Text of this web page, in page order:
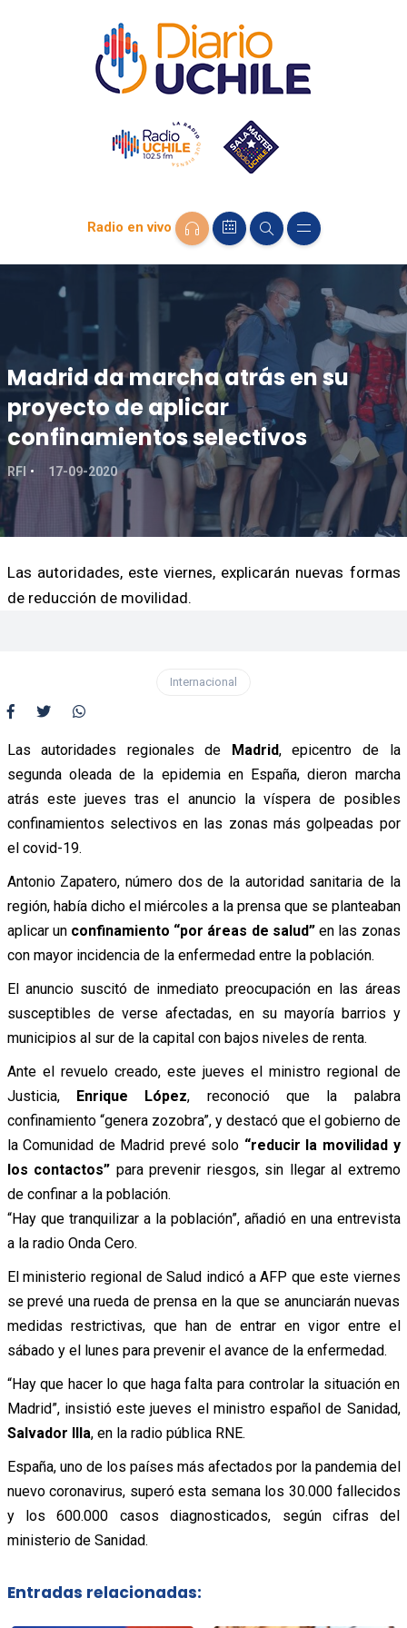
Radio en vivo
Madrid da marcha atrás en su
proyecto de aplicar
confinamientos selectivos
RFI 17-09-2020
Las autoridades, este viernes, explicarán nuevas formas
de reducción de movilidad.
Internacional
Las autoridades regionales de Madrid, epicentro de la
segunda oleada de la epidemia en España, dieron marcha
atrás este jueves tras el anuncio la víspera de posibles
confinamientos selectivos en las zonas más golpeadas por
el covid-19.
Antonio Zapatero, número dos de la autoridad sanitaria de la
región, había dicho el miércoles a la prensa que se planteaban
aplicar un confinamiento “por áreas de salud”en las zonas
con mayor incidencia de la enfermedad entre la población.
El anuncio suscitó de inmediato preocupación en las áreas
susceptibles de verse afectadas, en su mayoría barrios y
municipios al sur de la capital con bajos niveles de renta.
Ante el revuelo creado, este jueves el ministro regional de
Justicia, Enrique López, reconoció que la palabra
confinamiento “genera zozobra”, y destacó que el gobierno de
la Comunidad de Madrid prevé solo “reducir la movilidad y
los contactos” para prevenir riesgos, sin llegar al extremo
de confinar a la población.
“Hay que tranquilizar a la población”, añadió en una entrevista
a la radio Onda Cero.
El ministerio regional de Salud indicó a AFP que este viernes
se prevé una rueda de prensa en la que se anunciarán nuevas
medidas restrictivas, que han de entrar en vigor entre el
sábado y el lunes para prevenir el avance de la enfermedad.
“Hay que hacer lo que haga falta para controlar la situación en
Madrid”, insistió este jueves el ministro español de Sanidad,
Salvador Illa, en la radio pública RNE.
España, uno de los países más afectados por la pandemia del
nuevo coronavirus, superó esta semana los 30.000 fallecidos
y los 600.000 casos diagnosticados, según cifras del
ministerio de Sanidad.
Entradas relacionadas: